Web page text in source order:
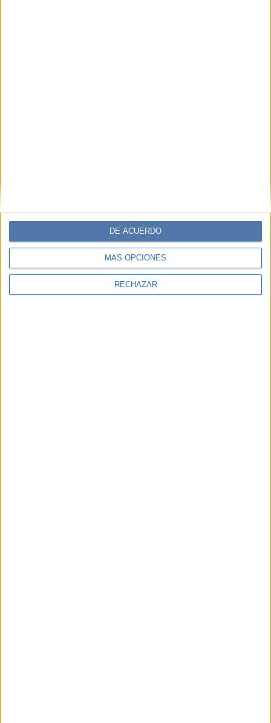
MÁS OPCIONES
RECHAZAR
DE ACUERDO